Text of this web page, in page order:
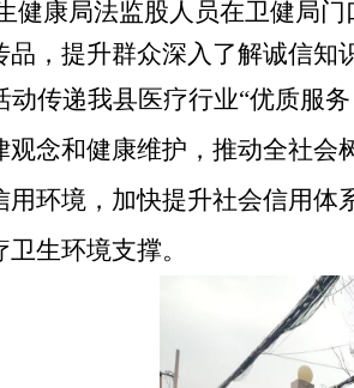
健康局法监股人员在卫健局
，提升群众深入了解诚信知
动传递我县医疗行业“优质服
观念和健康维护，推动全社
用环境，加快提升社会信用
生环境支撑。